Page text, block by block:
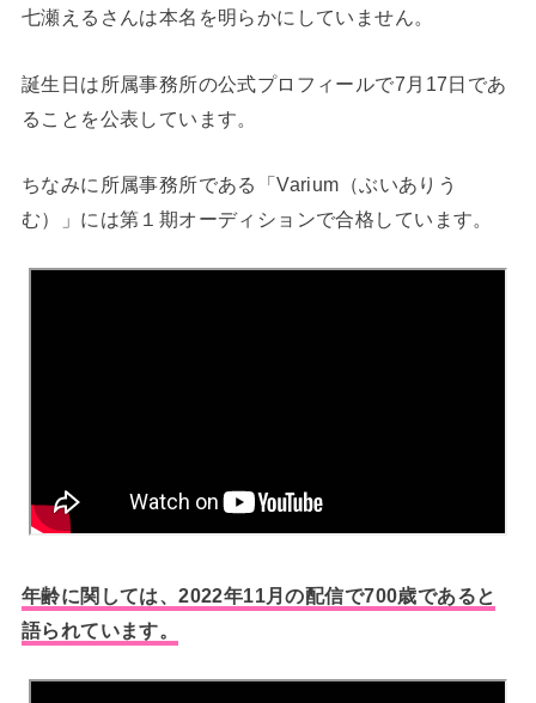
七瀬えるさんは本名を明らかにしていません。
誕生日は所属事務所の公式プロフィールで7月17日であ
ることを公表しています。
ちなみに所属事務所である「Varium（ぶいありう
む）」には第１期オーディションで合格しています。
年齢に関しては、2022年11月の配信で700歳であると
語られています。